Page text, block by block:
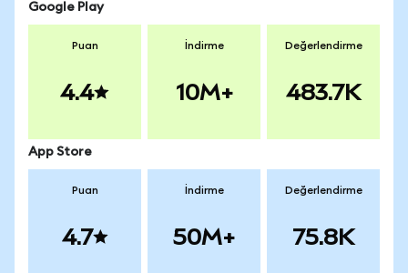
Google Play
Puan
4.4
İndirme
10M+
Değerlendirme
483.7K
App Store
Puan
4.7
İndirme
50M+
Değerlendirme
75.8K